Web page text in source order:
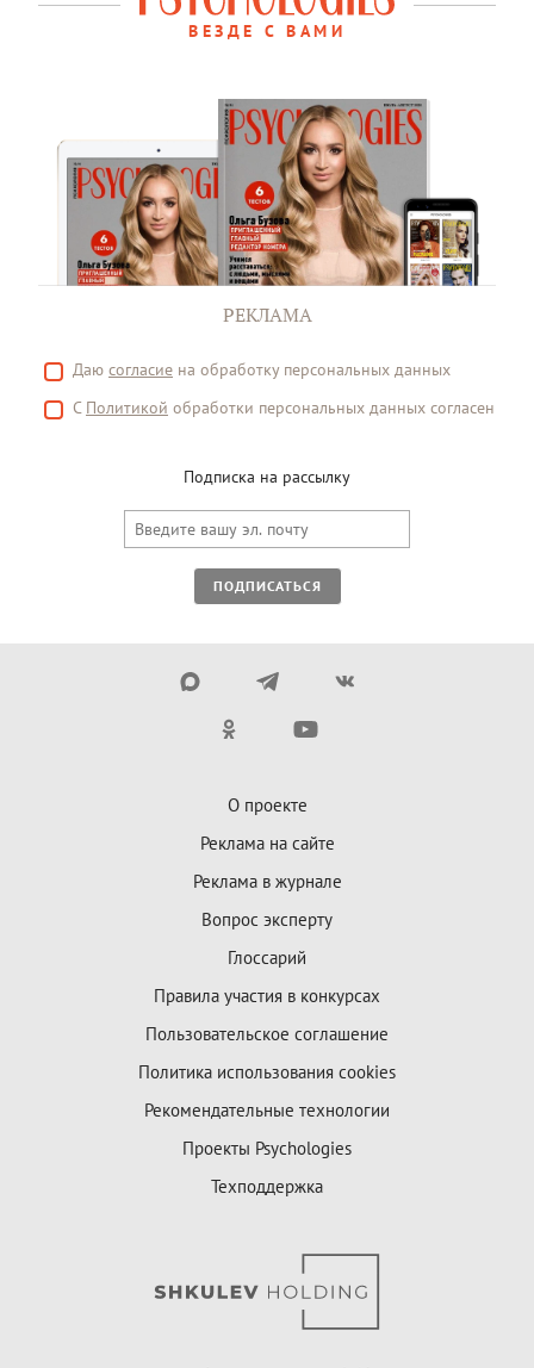
ВЕЗДЕ С ВАМИ
РЕКЛАМА
Даю согласие на обработку персональных данных
С Политикой обработки персональных данных согласен
Подписка на рассылку
ПОДПИСАТЬСЯ
О проекте
Реклама на сайте
Реклама в журнале
Вопрос эксперту
Глоссарий
Правила участия в конкурсах
Пользовательское соглашение
Политика использования cookies
Рекомендательные технологии
Проекты Psychologies
Техподдержка